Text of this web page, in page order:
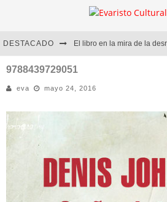
DESTACADO
Marcelo Rubio | El llovedor
Diego Meret | Hotel Acapulco
Alejandra Correa | La nieve
9788439729051
eva mayo 24, 2016